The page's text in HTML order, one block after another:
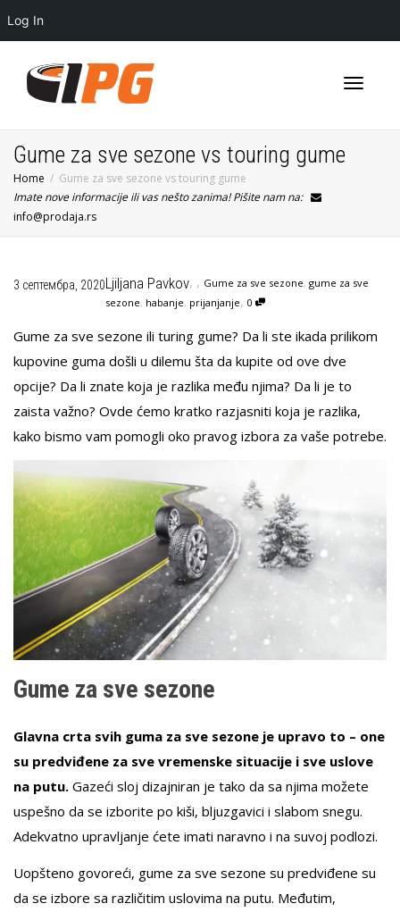
Log In
Gume za sve sezone vs touring gume
Home
Gume za sve sezone vs touring gume
Imate nove informacije ili vas nešto zanima! Pišite nam na:
info@prodaja.rs
Ljiljana Pavkov,
3 септембра, 2020 , Gume za sve sezone, gume za sve
sezone, habanje, prijanjanje, 0
Gume za sve sezone ili turing gume? Da li ste ikada prilikom
kupovine guma došli u dilemu šta da kupite od ove dve
opcije? Da li znate koja je razlika među njima? Da li je to
zaista važno? Ovde ćemo kratko razjasniti koja je razlika,
kako bismo vam pomogli oko pravog izbora za vaše potrebe.
Gume za sve sezone
Glavna crta svih guma za sve sezone je upravo to – one
su predviđene za sve vremenske situacije i sve uslove
na putu. Gazeći sloj dizajniran je tako da sa njima možete
uspešno da se izborite po kiši, bljuzgavici i slabom snegu.
Adekvatno upravljanje ćete imati naravno i na suvoj podlozi.
Uopšteno govoreći, gume za sve sezone su predviđene su
da se izbore sa različitim uslovima na putu. Međutim,